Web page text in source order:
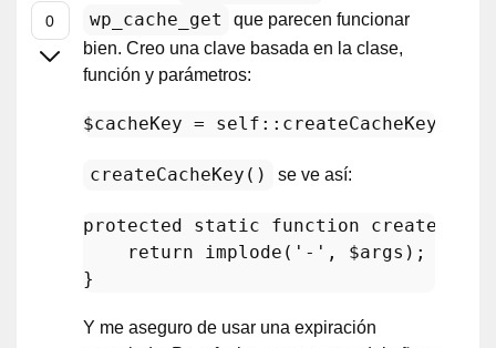
wp_cache_get
que parecen funcionar
bien. Creo una clave basada en la clase,
función y parámetros:
$cacheKey = self :: createCacheKey
createCacheKey() se ve así:
protected static function
return
implode ( '-' , $args );
Y me aseguro de usar una expiración